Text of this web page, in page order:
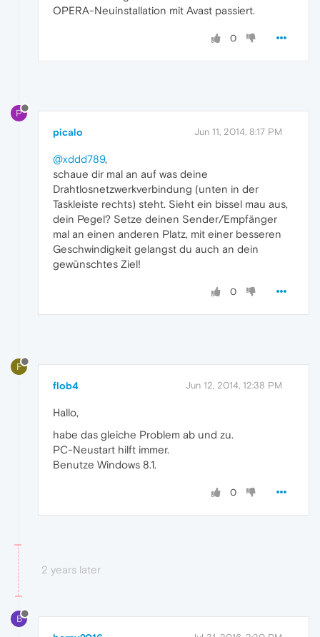
OPERA-Neuinstallation mit Avast passiert.
0
P
picalo Jun 11, 2014, 8:17 PM
@xddd789,
schaue dir mal an auf was deine
Drahtlosnetzwerkverbindung (unten in der
Taskleiste rechts) steht. Sieht ein bissel mau aus,
dein Pegel? Setze deinen Sender/Empfänger
mal an einen anderen Platz, mit einer besseren
Geschwindigkeit gelangst du auch an dein
gewünschtes Ziel!
0
F
flob4 Jun 12, 2014, 12:38 PM
Hallo,
habe das gleiche Problem ab und zu.
PC-Neustart hilft immer.
Benutze Windows 8.1.
0
2 years later
B